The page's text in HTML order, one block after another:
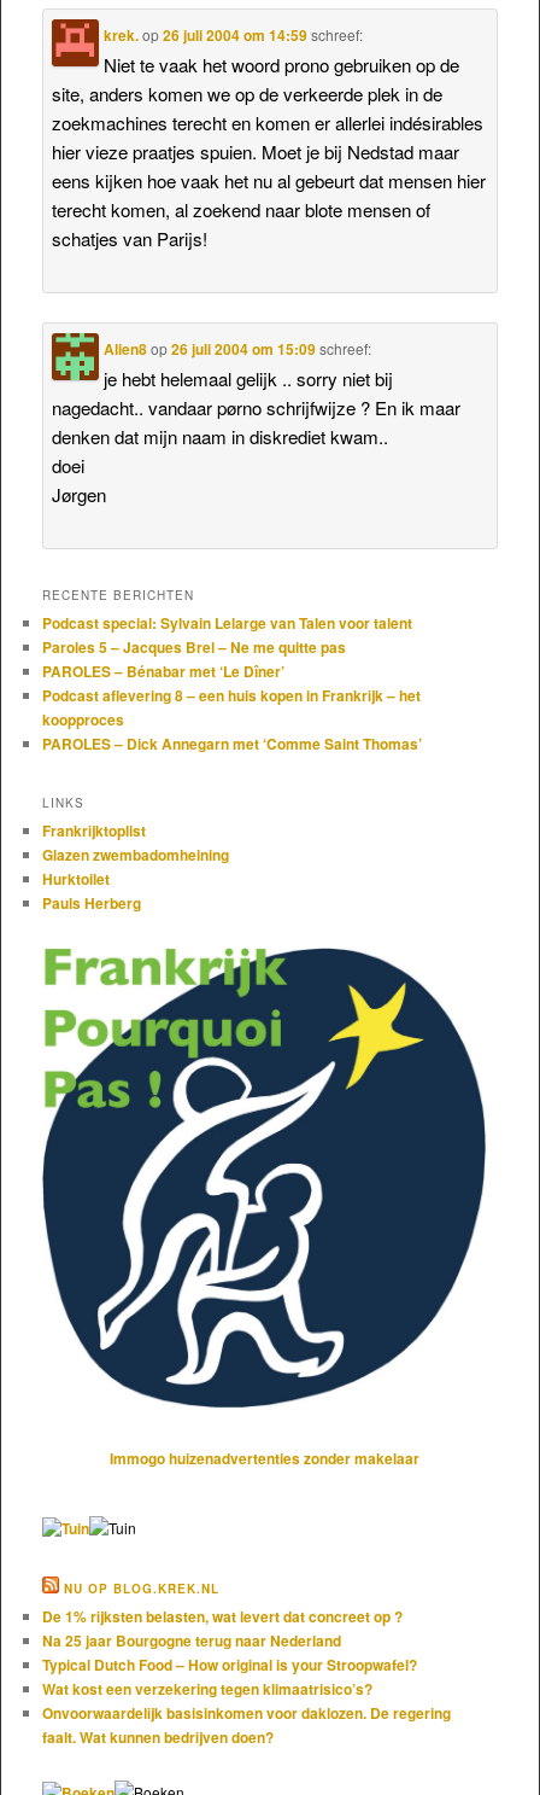
krek.op26 juli 2004 om 14:59 schreef:
Niet te vaak het woord prono gebruiken op de
site, anders komen we op de verkeerde plek in de
zoekmachines terecht en komen er allerlei indésirables
hier vieze praatjes spuien. Moet je bij Nedstad maar
eens kijken hoe vaak het nu al gebeurt dat mensen hier
terecht komen, al zoekend naar blote mensen of
schatjes van Parijs!
Alien8op26 juli 2004 om 15:09 schreef:
je hebt helemaal gelijk .. sorry niet bij
nagedacht.. vandaar pørno schrijfwijze ? En ik maar
denken dat mijn naam in diskrediet kwam..
doei
Jørgen
RECENTE BERICHTEN
Podcast special: Sylvain Lelarge van Talen voor talent
Paroles 5 – Jacques Brel – Ne me quitte pas
PAROLES – Bénabar met ‘Le Dîner’
Podcast aflevering 8 – een huis kopen in Frankrijk – het
koopproces
PAROLES – Dick Annegarn met ‘Comme Saint Thomas’
LINKS
Frankrijktoplist
Glazen zwembadomheining
Hurktoilet
Pauls Herberg
Immogo huizenadvertenties zonder makelaar
NU OP BLOG.KREK.NL
De 1% rijksten belasten, wat levert dat concreet op ?
Na 25 jaar Bourgogne terug naar Nederland
Typical Dutch Food – How original is your Stroopwafel?
Wat kost een verzekering tegen klimaatrisico’s?
Onvoorwaardelijk basisinkomen voor daklozen. De regering
faalt. Wat kunnen bedrijven doen?